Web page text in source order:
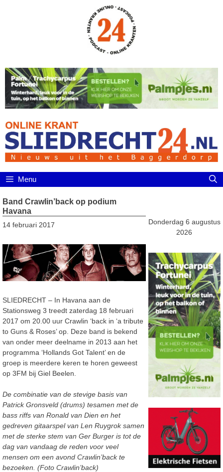
Menu
Band Crawlin’back op podium
Havana
14 februari 2017
SLIEDRECHT – In Havana aan de
Stationsweg 3 treedt zaterdag 18 februari
2017 om 20.00 uur Crawlin ‘back in ‘a tribute
to Guns & Roses’ op. Deze band is bekend
van onder meer deelname in 2013 aan het
programma ‘Hollands Got Talent’ en de
groep is meerdere keren te horen geweest
op 3FM bij Giel Beelen.
De combinatie van de stevige basis van
Patrick Gronsveld (drums) tesamen met de
bass riffs van Ronald van Dien en het
gedreven gitaarspel van Len Ruygrok samen
met de sterke stem van Ger Burger is tot de
dag van vandaag de reden voor veel
mensen om een avond Crawlin’back te
bezoeken. (Foto Crawlin’back)
Donderdag 6 augustus
2026